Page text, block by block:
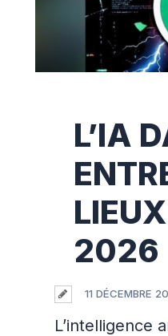
L’IA
2026
11 DÉCEMBRE
L’intelligence